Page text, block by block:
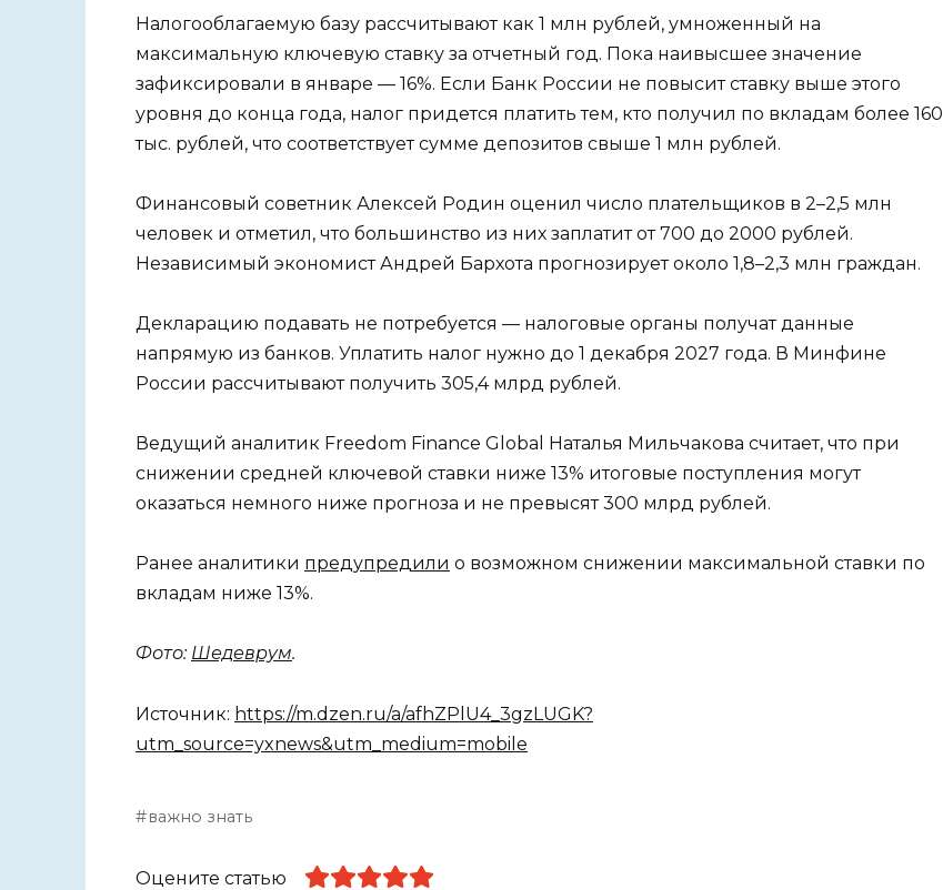
Налогооблагаемую базу рассчитывают как 1 млн рублей, умноженный на
максимальную ключевую ставку за отчетный год. Пока наивысшее значение
зафиксировали в январе — 16%. Если Банк России не повысит ставку выше этого
уровня до конца года, налог придется платить тем, кто получил по вкладам более 160
тыс. рублей, что соответствует сумме депозитов свыше 1 млн рублей.
Финансовый советник Алексей Родин оценил число плательщиков в 2–2,5 млн
человек и отметил, что большинство из них заплатит от 700 до 2000 рублей.
Независимый экономист Андрей Бархота прогнозирует около 1,8–2,3 млн граждан.
Декларацию подавать не потребуется — налоговые органы получат данные
напрямую из банков. Уплатить налог нужно до 1 декабря 2027 года. В Минфине
России рассчитывают получить 305,4 млрд рублей.
Ведущий аналитик Freedom Finance Global Наталья Мильчакова считает, что при
снижении средней ключевой ставки ниже 13% итоговые поступления могут
оказаться немного ниже прогноза и не превысят 300 млрд рублей.
Ранее аналитики предупредили о возможном снижении максимальной ставки по
вкладам ниже 13%.
Фото: Шедеврум.
Источник: https://m.dzen.ru/a/afhZPlU4_3gzLUGK?
utm_source=yxnews&utm_medium=mobile
важно знать
Оцените статью